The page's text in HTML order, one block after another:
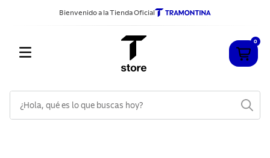
Bienvenido a la Tienda Oficial
0